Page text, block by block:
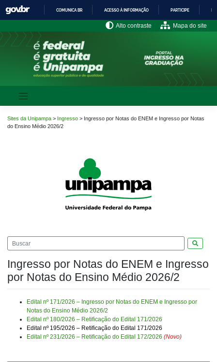
para
o
conteúdo
IR
PARA
COMUNICA BR ACESSO À INFORMAÇÃO PARTICIPE
Alto contraste Mapa do site
Sites da Unipampa > Ingresso > Ingresso por Notas do ENEM e Ingresso por Notas
do Ensino Médio 2026/2
Ingresso por Notas do ENEM e Ingresso
por Notas do Ensino Médio 2026/2
Edital nº 171/2026 – Ingresso por Notas do ENEM e Ingresso por
Notas do Ensino Médio 2026/2
Edital nº 180/2026 – Retificação do Edital 171/2026
Edital nº 195/2026 – Retificação do Edital 171/2026
Edital nº 231/2026 – Retificação do Edital 172/2026 (Novo)